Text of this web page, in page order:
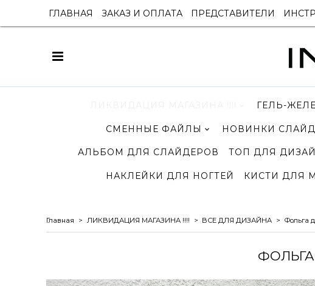
ГЛАВНАЯ ЗАКАЗ И ОПЛАТА ПРЕДСТАВИТЕЛИ
ГЕЛЬ-ЖЕЛЕ
СМЕННЫЕ ФАЙЛЫ НОВИНКИ
АЛЬБОМ ДЛЯ СЛАЙДЕРОВ ТОП ДЛЯ
НАКЛЕЙКИ ДЛЯ НОГТЕЙ КИСТИ ДЛЯ
Главная ЛИКВИДАЦИЯ МАГАЗИНА !!!! ВСЕ ДЛЯ ДИЗАЙНА Фольга